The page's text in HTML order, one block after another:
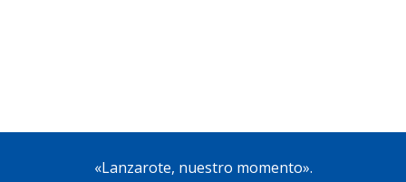
«Lanzarote, nuestro momento».